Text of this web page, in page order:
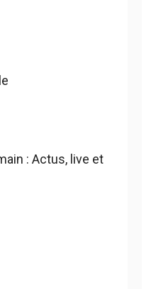
: Actus, live et